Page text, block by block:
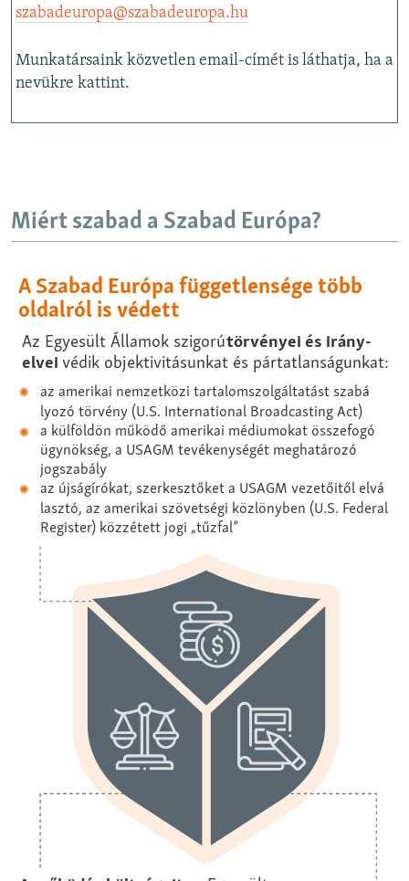
szabadeuropa@szabadeuropa.hu
Munkatársaink közvetlen email-címét is láthatja, ha a
nevükre kattint.
Miért szabad a Szabad Európa?